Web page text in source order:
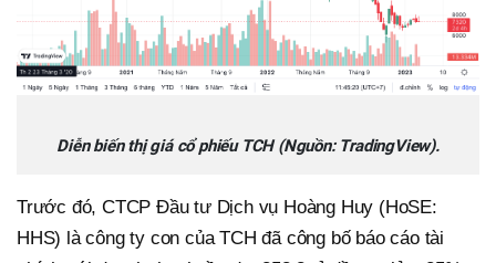
Diễn biến thị giá cổ phiếu TCH (Nguồn: TradingView).
Trước đó, CTCP Đầu tư Dịch vụ Hoàng Huy (HoSE:
HHS) là công ty con của TCH đã công bố báo cáo tài